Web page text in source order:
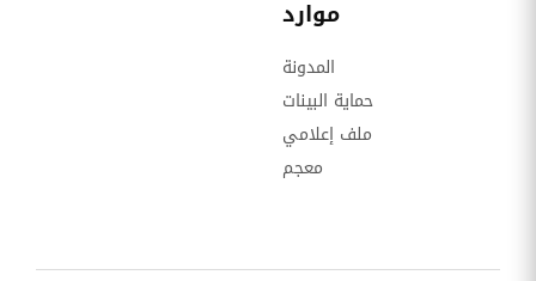
موارد
المدونة
حماية البينات
ملف إعلامي
معجم